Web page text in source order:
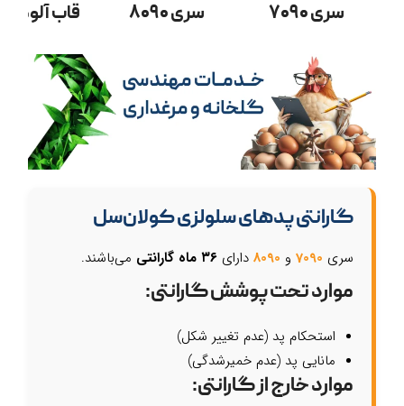
سری ۷۰۹۰ سری ۸۰۹۰ قاب
گارانتی پدهای سلولزی کولان‌سل
سری 7090 و 8090 دارای۳۶ ماه گارانتی می‌باشند.
موارد تحت پوشش گارانتی:
استحکام پد (عدم تغییر شکل)
مانایی پد (عدم خمیرشدگی)
موارد خارج از گارانتی: